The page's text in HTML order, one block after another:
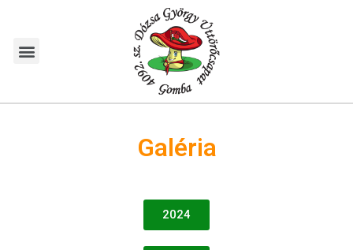
Galéria
2024